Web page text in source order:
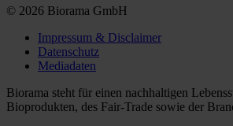
© 2026 Biorama GmbH
Impressum & Disclaimer
Datenschutz
Mediadaten
Biorama steht für einen nachhaltigen
Bioprodukten, des Fair-Trade sowie der